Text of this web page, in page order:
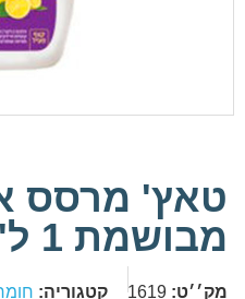
טאץ' מרסס
מבושמת 1 ל'
מק׳׳ט: 1619 קטגוריה: